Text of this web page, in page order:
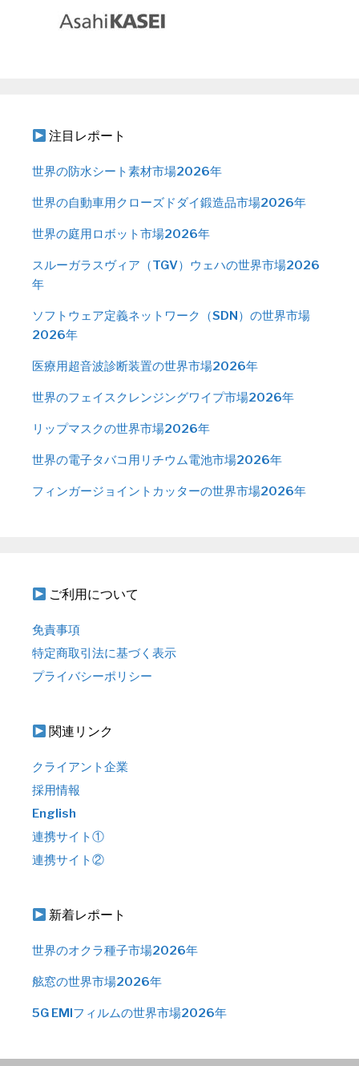
注目レポート
世界の防水シート素材市場2026年
世界の自動車用クローズドダイ鍛造品市場2026年
世界の庭用ロボット市場2026年
スルーガラスヴィア（TGV）ウェハの世界市場2026
年
ソフトウェア定義ネットワーク（SDN）の世界市場
2026年
医療用超音波診断装置の世界市場2026年
世界のフェイスクレンジングワイプ市場2026年
リップマスクの世界市場2026年
世界の電子タバコ用リチウム電池市場2026年
フィンガージョイントカッターの世界市場2026年
ご利用について
免責事項
特定商取引法に基づく表示
プライバシーポリシー
関連リンク
クライアント企業
採用情報
English
連携サイト①
連携サイト②
新着レポート
世界のオクラ種子市場2026年
舷窓の世界市場2026年
5G EMIフィルムの世界市場2026年